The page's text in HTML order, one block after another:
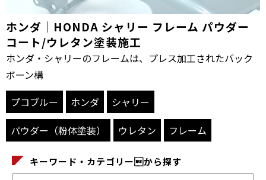
ホンダ｜HONDA シャリー フレーム パウダー
コート/ウレタン塗装施工
ホンダ・シャリーのフレームは、プレス加工されたバック
ボーン構
プコブルー
ホンダ
シャリー
パウダー（粉体塗装）
ウレタン フレーム
キーワード・カテゴリーから探す